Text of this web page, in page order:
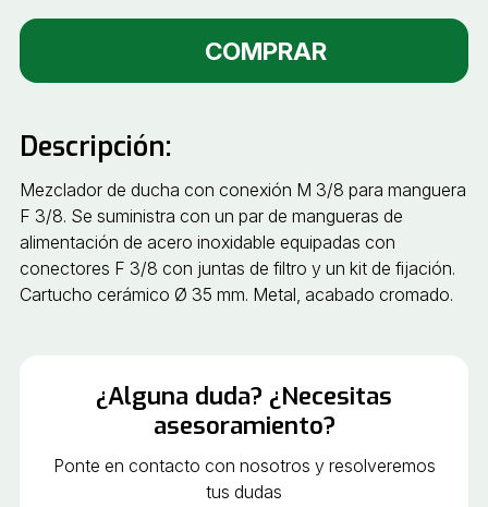
COMPRAR
Descripción:
Mezclador de ducha con conexión M 3/8 para manguera
F 3/8. Se suministra con un par de mangueras de
alimentación de acero inoxidable equipadas con
conectores F 3/8 con juntas de filtro y un kit de fijación.
Cartucho cerámico Ø 35 mm. Metal, acabado cromado.
¿Alguna duda? ¿Necesitas
asesoramiento?
Ponte en contacto con nosotros y resolveremos
tus dudas